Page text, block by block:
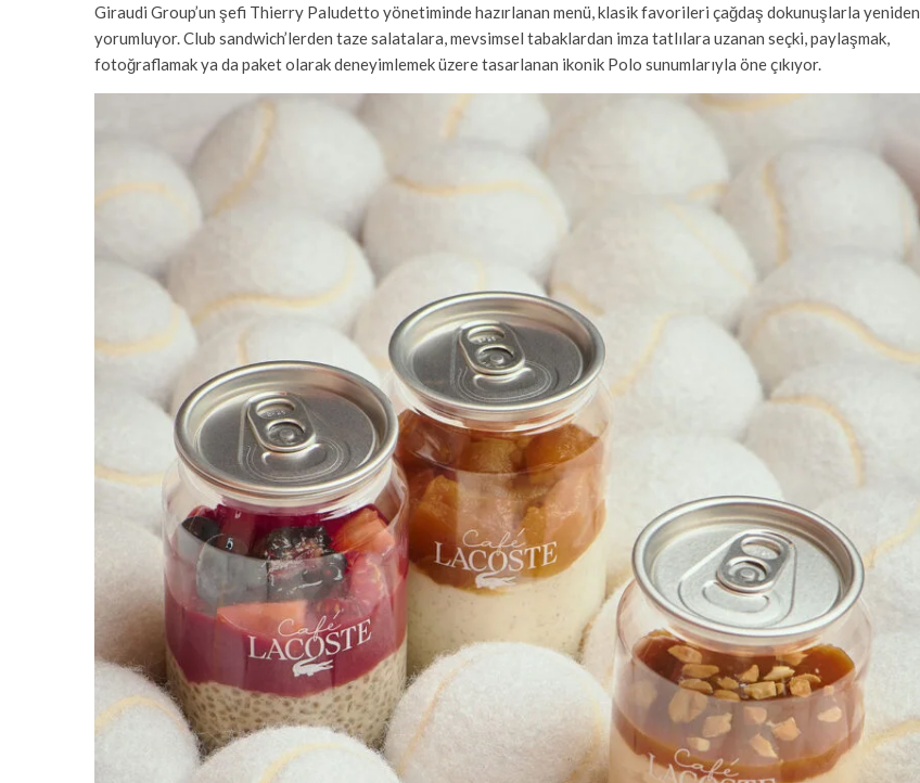
Giraudi Group’un şefi Thierry Paludetto yönetiminde hazırlanan menü, klasik favorileri çağdaş dokunuşlarla yeniden
yorumluyor. Club sandwich’lerden taze salatalara, mevsimsel tabaklardan imza tatlılara uzanan seçki, paylaşmak,
fotoğraflamak ya da paket olarak deneyimlemek üzere tasarlanan ikonik Polo sunumlarıyla öne çıkıyor.